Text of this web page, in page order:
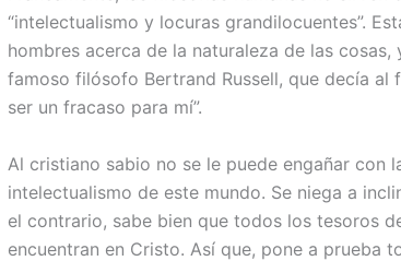
“intelectualismo y locuras grandilocuentes”.
hombres acerca de la naturaleza de las
famoso filósofo Bertrand Russell, que decía al
ser un fracaso para mí”.
Al cristiano sabio no se le puede engañar con
intelectualismo de este mundo. Se niega a
el contrario, sabe bien que todos los tesoros
encuentran en Cristo. Así que, pone a prueba